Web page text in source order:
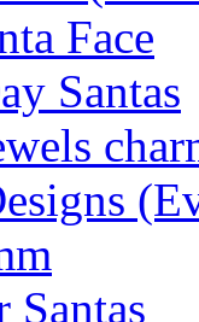
Face
Santas
Santas